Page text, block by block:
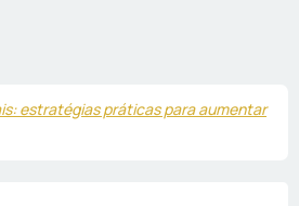
estratégias práticas para aumentar